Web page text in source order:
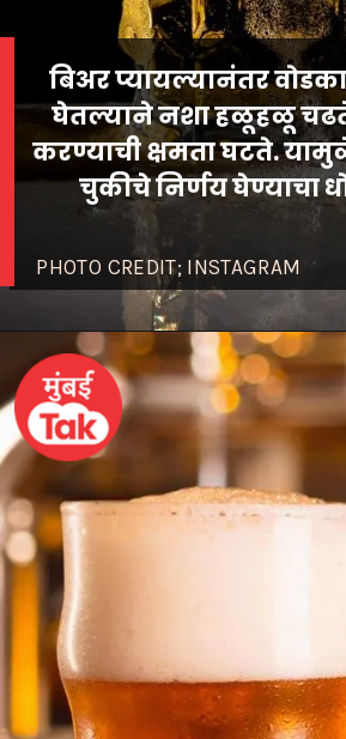
PHOTO CREDIT; INSTAGRAM
बिअर प्यायल्यानंतर वोडका
घेतल्याने नशा हळूहळू
करण्याची क्षमता घटते.